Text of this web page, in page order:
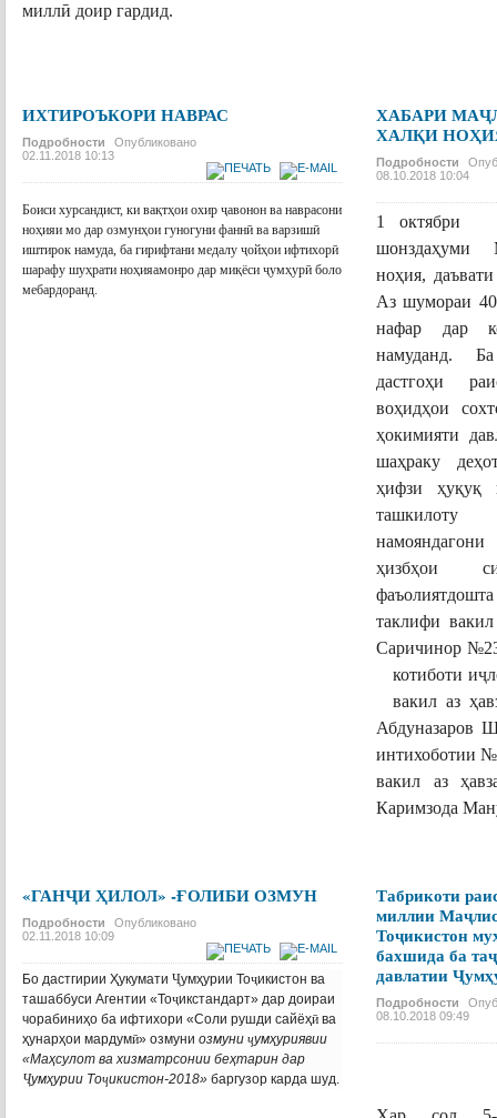
миллӣ доир гардид.
ИХТИРОЪКОРИ НАВРАС
Подробности
Опубликовано
02.11.2018 10:13
Боиси хурсандист, ки вақтҳои охир ҷавонон ва наврасони
ноҳияи мо дар озмунҳои гуногуни фаннӣ ва варзишӣ
иштирок намуда, ба гирифтани медалу ҷойҳои ифтихорӣ
шарафу шуҳрати ноҳияамонро дар миқёси ҷумҳурӣ боло
мебардоранд.
ХАБАРИ
ХАЛҚИ
Подробности
08.10.2018 10:04
1
шонздаҳуми
ноҳия,
Аз шумораи
нафар дар
намуданд.
дастгоҳи
воҳидҳои
ҳокимияти
шаҳраку
ҳифзи ҳуқуқ
ҳизбҳои
таклифи
Саричинор
котиботи иҷ
вакил аз
Абдуназаров
интихоботии
вакил аз
Каримзода
«ГАНҶИ ҲИЛОЛ» -ҒОЛИБИ ОЗМУН
Подробности
Опубликовано
02.11.2018 10:09
Бо дастгирии Ҳукумати Ҷумҳурии Тоҷикистон ва
ташаббуси Агентии «Тоҷикстандарт» дар доираи
чорабиниҳо ба ифтихори «Соли рушди сайёҳӣ ва
ҳунарҳои мардумӣ» озмуни озмуни ҷумҳуриявии
«Маҳсулот ва хизматрсонии беҳтарин дар
Ҷумҳурии Тоҷикистон-2018» баргузор карда шуд.
Табрикоти
миллии
Тоҷикистон
бахшида ба
давлатии
Подробности
08.10.2018 09:49